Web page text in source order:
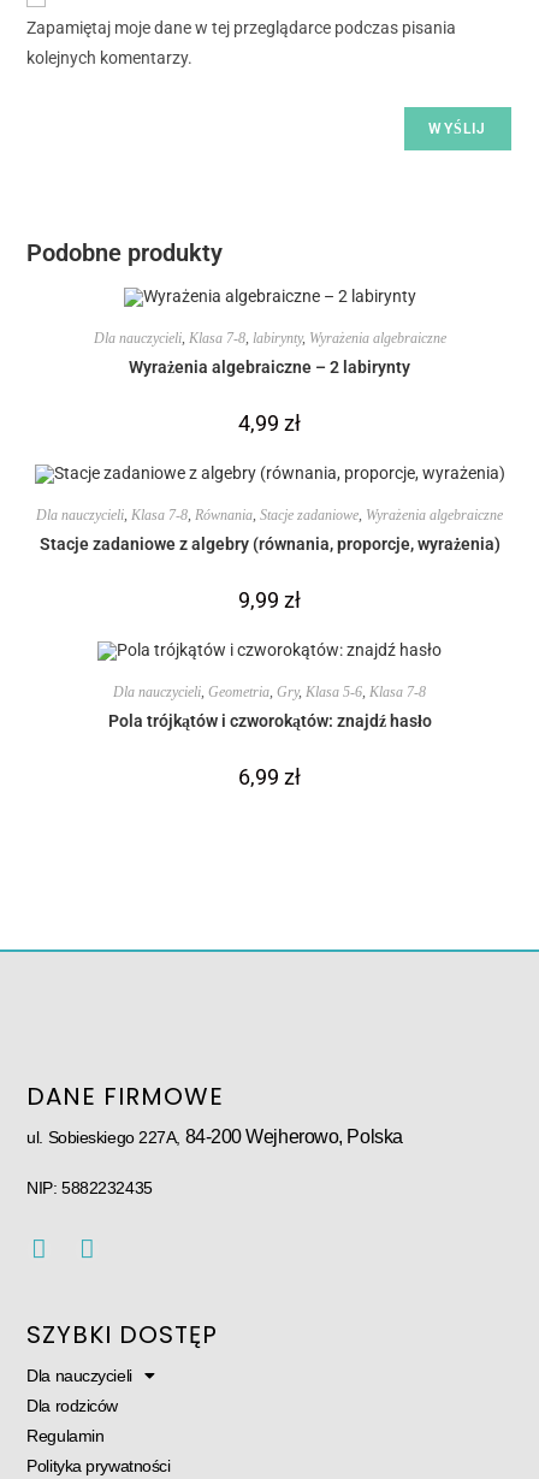
Zapamiętaj moje dane w tej przeglądarce podczas pisania
kolejnych komentarzy.
Podobne produkty
Dla nauczycieli, Klasa 7-8, labirynty, Wyrażenia algebraiczne
Wyrażenia algebraiczne – 2 labirynty
4,99 zł
Dla nauczycieli, Klasa 7-8, Równania, Stacje zadaniowe, Wyrażenia algebraiczne
Stacje zadaniowe z algebry (równania, proporcje, wyrażenia)
9,99 zł
Dla nauczycieli Geometria Gry, Klasa 5-6 Klasa 7-8
Pola trójkątów i czworokątów: znajdź hasło
6,99 zł
DANE FIRMOWE
ul. Sobieskiego 227A, 84-200 Wejherowo, Polska
NIP: 5882232435
SZYBKI DOSTĘP
Dla nauczycieli
Dla rodziców
Regulamin
Polityka prywatności